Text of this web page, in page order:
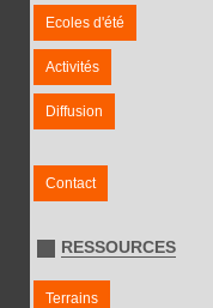
Ecoles d'été
Activités
Diffusion
Contact
RESSOURCES
Terrains